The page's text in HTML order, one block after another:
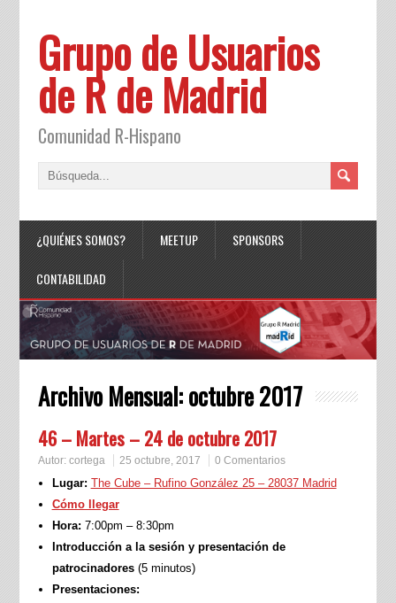
Grupo de Usuarios
de R de Madrid
Comunidad R-Hispano
¿QUIÉNES SOMOS? MEETUP SPONSORS
CONTABILIDAD
Archivo Mensual:octubre 2017
46 – Martes – 24 de octubre 2017
Autor: cortega 25 octubre, 2017 0 Comentarios
Lugar: The Cube – Rufino González 25 – 28037 Madrid
Cómo llegar
Hora: 7:00pm – 8:30pm
Introducción a la sesión y presentación de
patrocinadores(5 minutos)
Presentaciones: